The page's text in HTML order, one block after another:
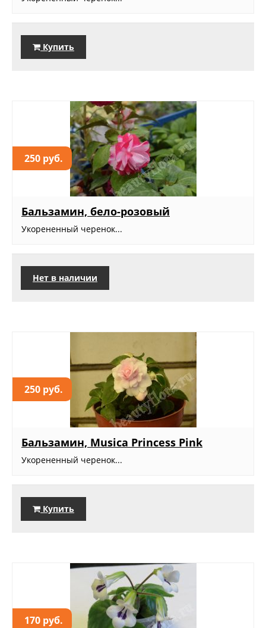
Купить
250 руб.
Бальзамин, бело-розовый
Укорененный черенок...
Нет в наличии
250 руб.
Бальзамин, Musica Princess Pink
Укорененный черенок...
Купить
170 руб.